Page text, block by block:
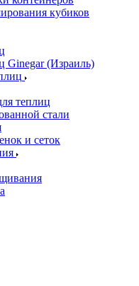
кубиков
Ginegar (Израиль)
теплиц
стали
и сеток